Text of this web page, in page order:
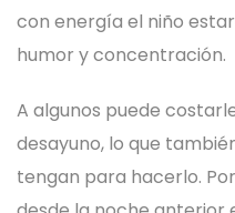
con energía el niño
humor y concentración.
A algunos puede
desayuno, lo que
tengan para hacerlo.